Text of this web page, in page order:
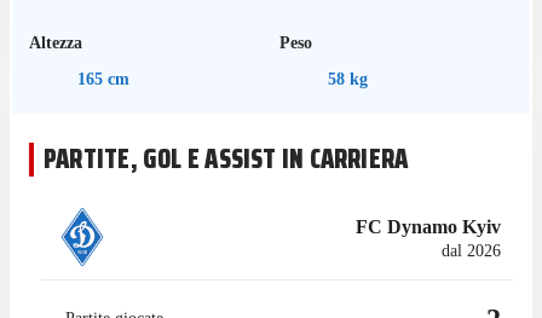
Altezza
165 cm
Peso
58 kg
PARTITE, GOL E ASSIST IN CARRIERA
FC Dynamo Kyiv
dal 2026